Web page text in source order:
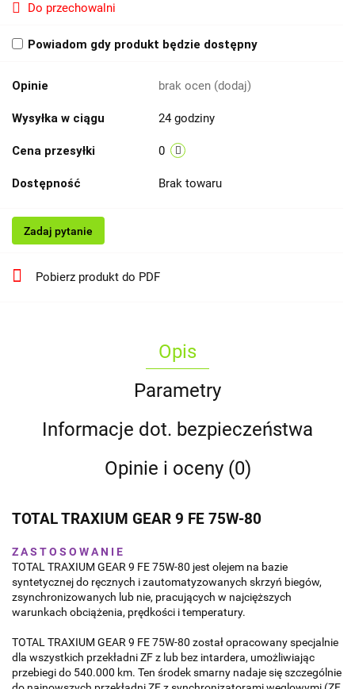
Do przechowalni
Powiadom gdy produkt będzie dostępny
Opinie brak ocen (dodaj)
Wysyłka w ciągu 24 godziny
Cena przesyłki 0
Dostępność Brak towaru
Zadaj pytanie
Pobierz produkt do PDF
Opis
Parametry
Informacje dot. bezpieczeństwa
Opinie i oceny (0)
TOTALTRAXIUM GEAR 9 FE 75W-80
Z A S T O S O W A N I E
TOTAL TRAXIUM GEAR 9 FE 75W-80 jest olejem na bazie
syntetycznej do ręcznych i zautomatyzowanych skrzyń biegów,
zsynchronizowanych lub nie, pracujących w najcięższych
warunkach obciążenia, prędkości i temperatury.
TOTAL TRAXIUM GEAR 9 FE 75W-80 został opracowany specjalnie
dla wszystkich przekładni ZF z lub bez intardera, umożliwiając
przebiegi do 540.000 km. Ten środek smarny nadaje się szczególnie